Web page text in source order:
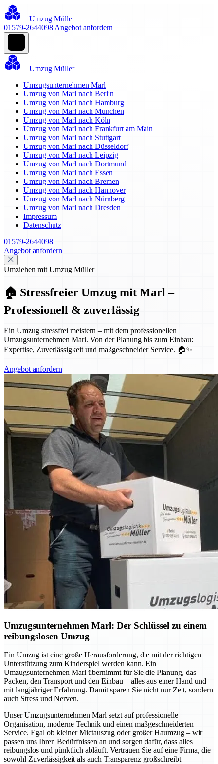
Umzug Müller
01579-2644098 Angebot anfordern
Umzug Müller
Umzugsunternehmen Marl
Umzug von Marl nach Berlin
Umzug von Marl nach Hamburg
Umzug von Marl nach München
Umzug von Marl nach Köln
Umzug von Marl nach Frankfurt am Main
Umzug von Marl nach Stuttgart
Umzug von Marl nach Düsseldorf
Umzug von Marl nach Leipzig
Umzug von Marl nach Dortmund
Umzug von Marl nach Essen
Umzug von Marl nach Bremen
Umzug von Marl nach Hannover
Umzug von Marl nach Nürnberg
Umzug von Marl nach Dresden
Impressum
Datenschutz
01579-2644098
Angebot anfordern
Umziehen mit Umzug Müller
🏠 Stressfreier Umzug mit Marl –
Professionell & zuverlässig
Ein Umzug stressfrei meistern – mit dem professionellen
Umzugsunternehmen Marl. Von der Planung bis zum Einbau:
Expertise, Zuverlässigkeit und maßgeschneider Service. 🏠✨
Angebot anfordern
Umzugsunternehmen Marl: Der Schlüssel zu einem
reibungslosen Umzug
Ein Umzug ist eine große Herausforderung, die mit der richtigen
Unterstützung zum Kinderspiel werden kann. Ein
Umzugsunternehmen Marl übernimmt für Sie die Planung, das
Packen, den Transport und den Einbau – alles aus einer Hand und
mit langjähriger Erfahrung. Damit sparen Sie nicht nur Zeit, sondern
auch Stress und Nerven.
Unser Umzugsunternehmen Marl setzt auf professionelle
Organisation, moderne Technik und einen maßgeschneiderten
Service. Egal ob kleiner Mietauszug oder großer Haumzug – wir
passen uns Ihren Bedürfnissen an und sorgen dafür, dass alles
reibungslos und pünktlich abläuft. Vertrauen Sie auf eine Firma, die
sowohl Zuverlässigkeit als auch Transparenz großschreibt.